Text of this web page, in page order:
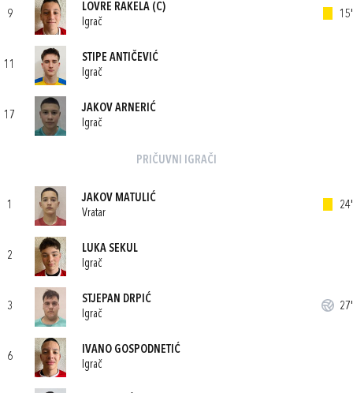
9
LOVRE RAKELA (C)
Igrač
15'
11
STIPE ANTIČEVIĆ
Igrač
17
JAKOV ARNERIĆ
Igrač
PRIČUVNI IGRAČI
1
JAKOV MATULIĆ
Vratar
24'
2
LUKA SEKUL
Igrač
3
STJEPAN DRPIĆ
Igrač
27'
6
IVANO GOSPODNETIĆ
Igrač